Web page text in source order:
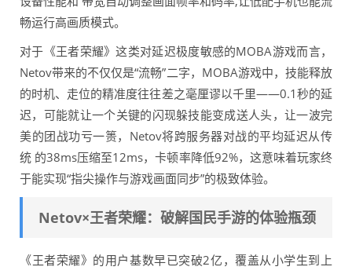
畅运行高画质模式。
对于《王者荣耀》这类对延迟极度敏感的MOBA游戏而言，
Netov带来的不仅仅是“流畅”二字，MOBA游戏中，技能释放
的时机、走位的精准度往往差之毫厘谬以千里——0.1秒的延
迟，可能就让一个关键的闪现躲技能变成送人头，让一波完
美的团战功亏一篑，Netov将跨服务器对战的平均延迟从传
统 的38ms压缩至12ms，卡顿率降低92%，这意味着玩家终
于能实现“指尖操作与游戏画面同步”的极致体验。
Netov×王者荣耀：破解国民手游的体验瓶颈
《王者荣耀》的用户基数早已突破2亿，覆盖从小学生到上